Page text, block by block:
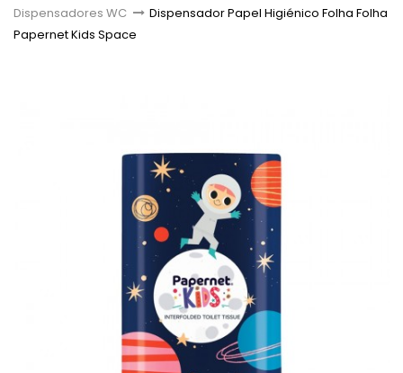
Dispensadores WC > Dispensador Papel Higiénico Folha Folha
Papernet Kids Space